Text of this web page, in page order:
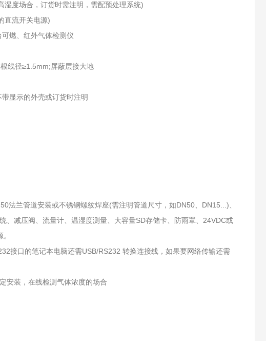
度场合，订货时需注明，需配预处理系统)
直流开关电源)
燃、红外气体检测仪
线径≥1.5mm;屏蔽层接大地
显示的外壳或订货时注明
法兰管道安装或不锈钢螺纹焊座(需注明管道尺寸，如DN50、DN15...)、
减压阀、流量计、温湿度测量、大容量SD存储卡、防雨罩、24VDC或
接口的笔记本电脑还需USB/RS232 转换连接线，如果要网络传输还需
安装，在线检测气体浓度的场合